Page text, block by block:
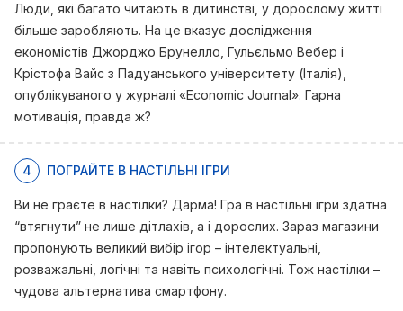
Люди, які багато читають в дитинстві, у дорослому житті
більше заробляють. На це вказує дослідження
економістів Джорджо Брунелло, Гульєльмо Вебер і
Крістофа Вайс з Падуанського університету (Італія),
опублікуваного у журналі «Economic Journal». Гарна
мотивація, правда ж?
4 ПОГРАЙТЕ В НАСТІЛЬНІ ІГРИ
Ви не граєте в настілки? Дарма! Гра в настільні ігри здатна
“втягнути” не лише дітлахів, а і дорослих. Зараз магазини
пропонують великий вибір ігор – інтелектуальні,
розважальні, логічні та навіть психологічні. Тож настілки –
чудова альтернатива смартфону.